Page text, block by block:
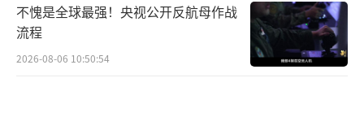
不愧是全球最强！央视公开反航母作战
流程
2026-08-06 10:50:54